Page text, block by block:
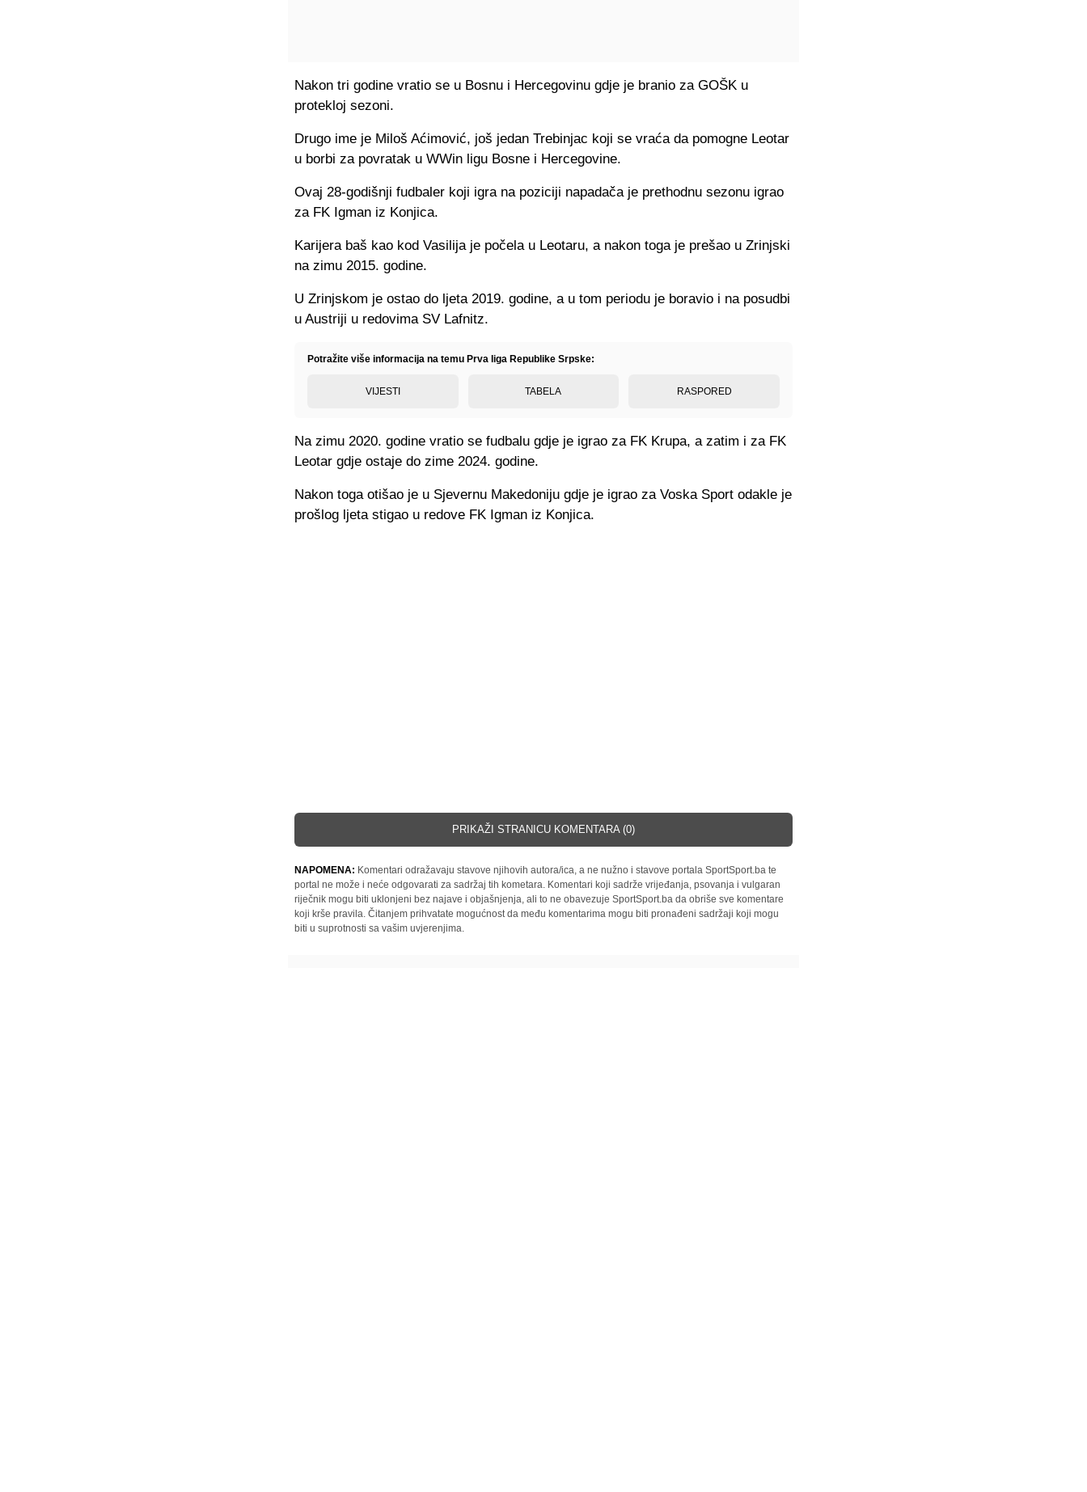
Nakon tri godine vratio se u Bosnu i Hercegovinu gdje je branio za GOŠK u
protekloj sezoni.
Drugo ime je Miloš Aćimović, još jedan Trebinjac koji se vraća da pomogne Leotar
u borbi za povratak u WWin ligu Bosne i Hercegovine.
Ovaj 28-godišnji fudbaler koji igra na poziciji napadača je prethodnu sezonu igrao
za FK Igman iz Konjica.
Karijera baš kao kod Vasilija je počela u Leotaru, a nakon toga je prešao u Zrinjski
na zimu 2015. godine.
U Zrinjskom je ostao do ljeta 2019. godine, a u tom periodu je boravio i na posudbi
u Austriji u redovima SV Lafnitz.
Potražite više informacija na temu Prva liga Republike Srpske:
VIJESTI TABELA RASPORED
Na zimu 2020. godine vratio se fudbalu gdje je igrao za FK Krupa, a zatim i za FK
Leotar gdje ostaje do zime 2024. godine.
Nakon toga otišao je u Sjevernu Makedoniju gdje je igrao za Voska Sport odakle je
prošlog ljeta stigao u redove FK Igman iz Konjica.
PRIKAŽI STRANICU KOMENTARA (0)
NAPOMENA: Komentari odražavaju stavove njihovih autora/ica, a ne nužno i stavove portala SportSport.ba te
portal ne može i neće odgovarati za sadržaj tih kometara. Komentari koji sadrže vrijeđanja, psovanja i vulgaran
riječnik mogu biti uklonjeni bez najave i objašnjenja, ali to ne obavezuje SportSport.ba da obriše sve komentare
koji krše pravila. Čitanjem prihvatate mogućnost da među komentarima mogu biti pronađeni sadržaji koji mogu
biti u suprotnosti sa vašim uvjerenjima.